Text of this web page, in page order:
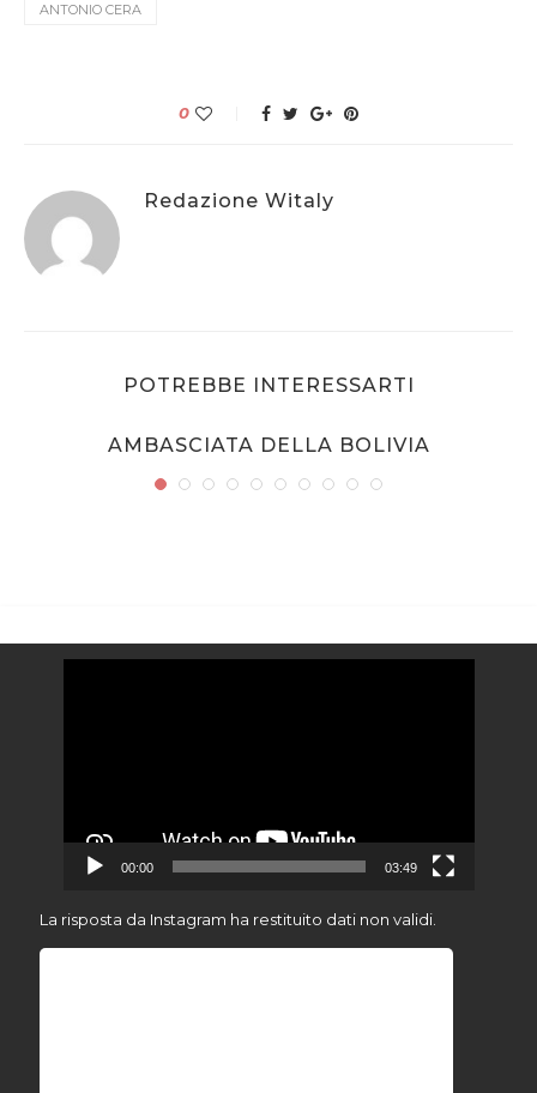
ANTONIO CERA
0
Redazione Witaly
POTREBBE INTERESSARTI
AMBASCIATA DELLA BOLIVIA
00:00 03:49
La risposta da Instagram ha restituito dati non validi.